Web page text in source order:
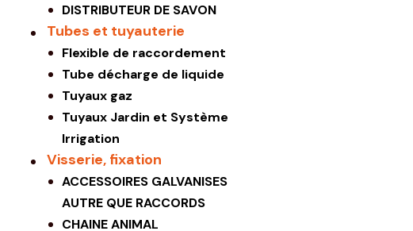
DISTRIBUTEUR DE SAVON
Tubes et tuyauterie
Flexible de raccordement
Tube décharge de liquide
Tuyaux gaz
Tuyaux Jardin et Système
Irrigation
Visserie, fixation
ACCESSOIRES GALVANISES
AUTRE QUE RACCORDS
CHAINE ANIMAL